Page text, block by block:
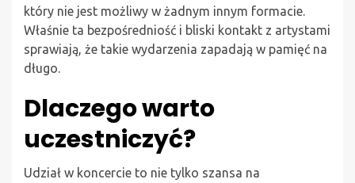
który nie jest możliwy w żadnym innym formacie.
Właśnie ta bezpośredniość i bliski kontakt z artystami
sprawiają, że takie wydarzenia zapadają w pamięć na
długo.
Dlaczego warto
uczestniczyć?
Udział w koncercie to nie tylko szansa na